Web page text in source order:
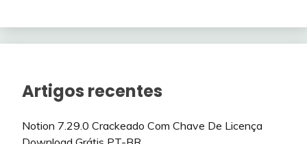
Artigos recentes
Notion 7.29.0 Crackeado Com Chave De Licença